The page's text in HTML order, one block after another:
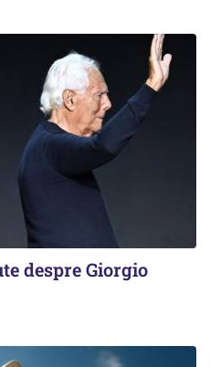
despre Giorgio